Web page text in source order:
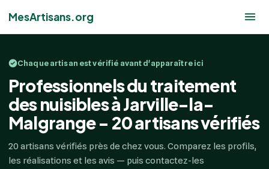
MesArtisans.org
Chaque artisan est vérifié avant d'apparaître ici
Professionnels du traitement
des nuisibles à Jarville-la-
Malgrange - 20 artisans vérifiés
20 artisans vérifiés près de chez vous. Comparez les profils,
les réalisations et les avis — puis contactez-les